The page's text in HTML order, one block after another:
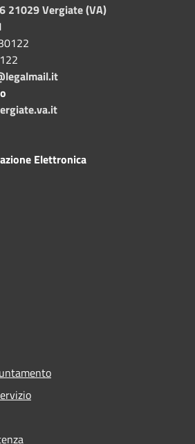
21029 Vergiate (VA)
Elettronica